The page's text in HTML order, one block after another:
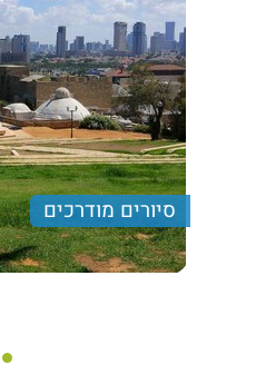
סיורים מודרכים